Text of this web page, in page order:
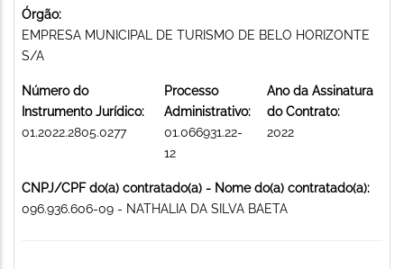
Órgão:
EMPRESA MUNICIPAL DE TURISMO DE BELO HORIZONTE
S/A
Número do
Instrumento Jurídico:
01.2022.2805.0277
Processo
Administrativo:
01.066931.22-
12
Ano da Assinatura
do Contrato:
2022
CNPJ/CPF do(a) contratado(a) - Nome do(a) contratado(a):
096.936.606-09 - NATHALIA DA SILVA BAETA